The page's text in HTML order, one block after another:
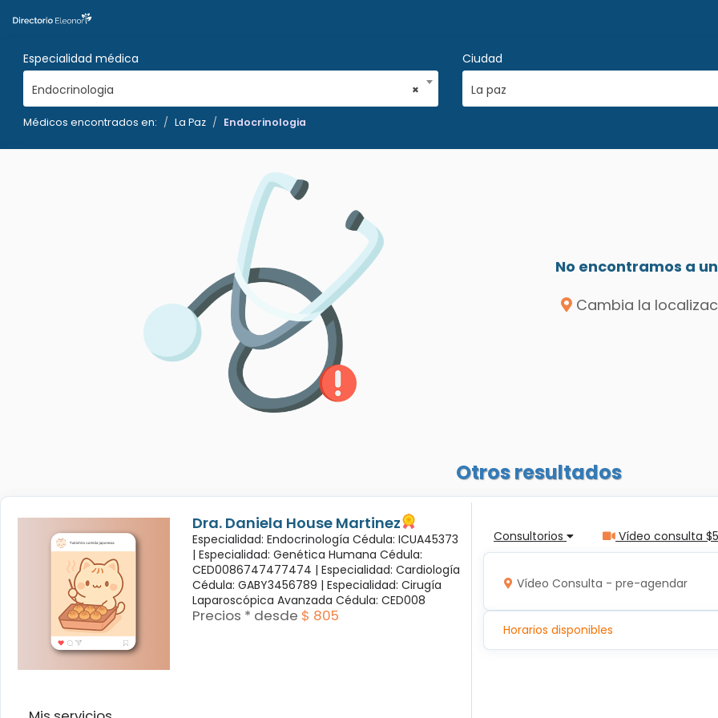
Especialidad médica
×
Endocrinologia
Ciudad
La paz
Médicos encontrados en: La Paz Endocrinologia
No encontramos a
Cambia la
Otros resultados
Dra. Daniela House Martinez
Especialidad: Endocrinología Cédula: ICUA45373
| Especialidad: Genética Humana Cédula:
CED0086747477474 | Especialidad: Cardiología
Cédula: GABY3456789 | Especialidad: Cirugía
Laparoscópica Avanzada Cédula: CED008
Precios * desde $ 805
Consultorios Vídeo consulta
Vídeo Consulta - pre-agendar
Horarios disponibles